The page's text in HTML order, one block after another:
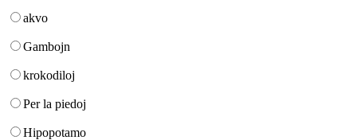
akvo
Gambojn
krokodiloj
Per la piedoj
Hipopotamo